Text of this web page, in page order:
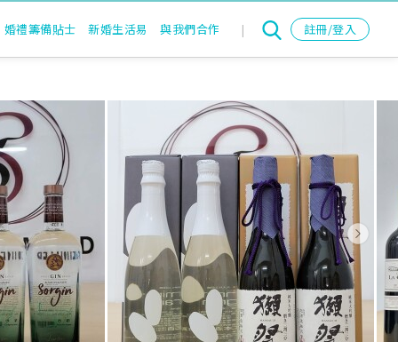
婚禮籌備貼士 新婚生活易 與我們合作 | 註冊/登入